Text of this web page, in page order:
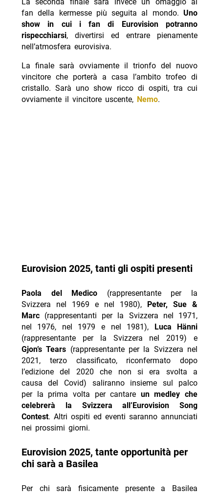
La seconda finale sarà invece un omaggio ai
fan della kermesse più seguita al mondo.Uno
show in cui i fan di Eurovision potranno
rispecchiarsi, divertirsi ed entrare pienamente
nell’atmosfera eurovisiva.
La finale sarà ovviamente il trionfo del nuovo
vincitore che porterà a casa l’ambito trofeo di
cristallo. Sarà uno show ricco di ospiti, tra cui
ovviamente il vincitore uscente, Nemo.
Eurovision 2025, tanti gli ospiti presenti
Paola del Medico (rappresentante per la
Svizzera nel 1969 e nel 1980), Peter, Sue &
Marc(rappresentanti per la Svizzera nel 1971,
nel 1976, nel 1979 e nel 1981), Luca Hänni
(rappresentante per la Svizzera nel 2019) e
Gjon’s Tears (rappresentante per la Svizzera nel
2021, terzo classificato, riconfermato dopo
l’edizione del 2020 che non si era svolta a
causa del Covid) saliranno insieme sul palco
per la prima volta per cantare un medley che
celebrerà la Svizzera all’Eurovision Song
Contest. Altri ospiti ed eventi saranno annunciati
nei prossimi giorni.
Eurovision 2025, tante opportunità per
chi sarà a Basilea
Per chi sarà fisicamente presente a Basilea